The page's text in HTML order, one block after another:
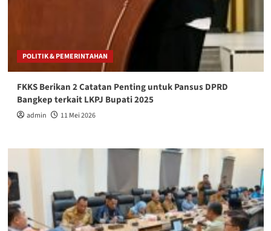
POLITIK & PEMERINTAHAN
FKKS Berikan 2 Catatan Penting untuk Pansus DPRD
Bangkep terkait LKPJ Bupati 2025
admin 11 Mei 2026